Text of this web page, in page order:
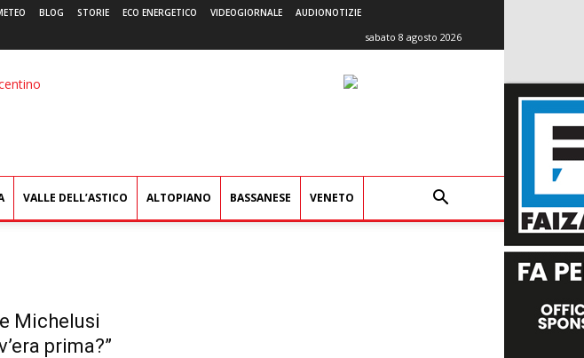
BLOG STORIE ECO ENERGETICO VIDEOGIORNALE AUDIONOTIZIE
sabato 8 agosto 2026
VALLE DELL’ASTICO ALTOPIANO BASSANESE VENETO
Michelusi
prima?”